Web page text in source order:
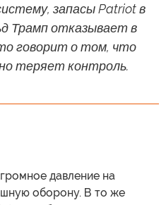
запасы Patriot в
Трамп отказывает в
говорит о том, что
теряет контроль.
давление на
оборону. В то же